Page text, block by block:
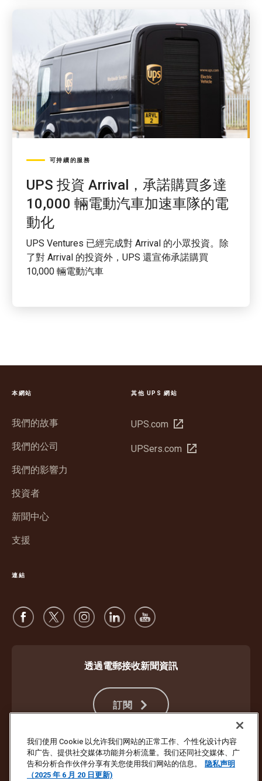
可持續的服務
UPS 投資 Arrival，承諾購買多達
10,000 輛電動汽車加速車隊的電
動化
UPS Ventures 已經完成對 Arrival 的小眾投資。除
了對 Arrival 的投資外，UPS 還宣佈承諾購買
10,000 輛電動汽車
本網站
我們的故事
我們的公司
我們的影響力
投資者
新聞中心
支援
其他 UPS 網站
UPS.com 在
視
UPSers.com 在
連結
透過電郵接收新聞資訊
訂閱
防止詐騙 服務條款及細則 網站使用條款 私隱聲明 Cookie 設定
我们使用 Cookie 以允许我们网站的正常工作、个性化设计内容
和广告、提供社交媒体功能并分析流量。我们还同社交媒体、广
告和分析合作伙伴分享有关您使用我们网站的信息。
隐私声明
（2025 年 6 月 20 日更新)